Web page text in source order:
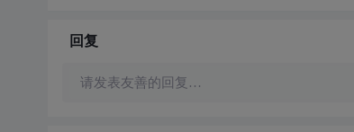
回复
请发表友善的回复…